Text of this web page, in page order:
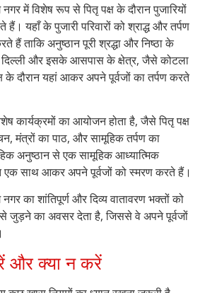
नगर में विशेष रूप से पितृ पक्ष के दौरान पुजारियों
यहाँ के पुजारी परिवारों को श्राद्ध और तर्पण
हैं ताकि अनुष्ठान पूरी श्रद्धा और निष्ठा के
दिल्ली और इसके आसपास के क्षेत्र, जैसे कोटला
दौरान यहां आकर अपने पूर्वजों का तर्पण करते
कार्यक्रमों का आयोजन होता है, जैसे पितृ पक्ष
मंत्रों का पाठ, और सामूहिक तर्पण का
अनुष्ठान से एक सामूहिक आध्यात्मिक
एक साथ आकर अपने पूर्वजों को स्मरण करते हैं।
का शांतिपूर्ण और दिव्य वातावरण भक्तों को
से जुड़ने का अवसर देता है, जिससे वे अपने पूर्वजों
और क्या न करें